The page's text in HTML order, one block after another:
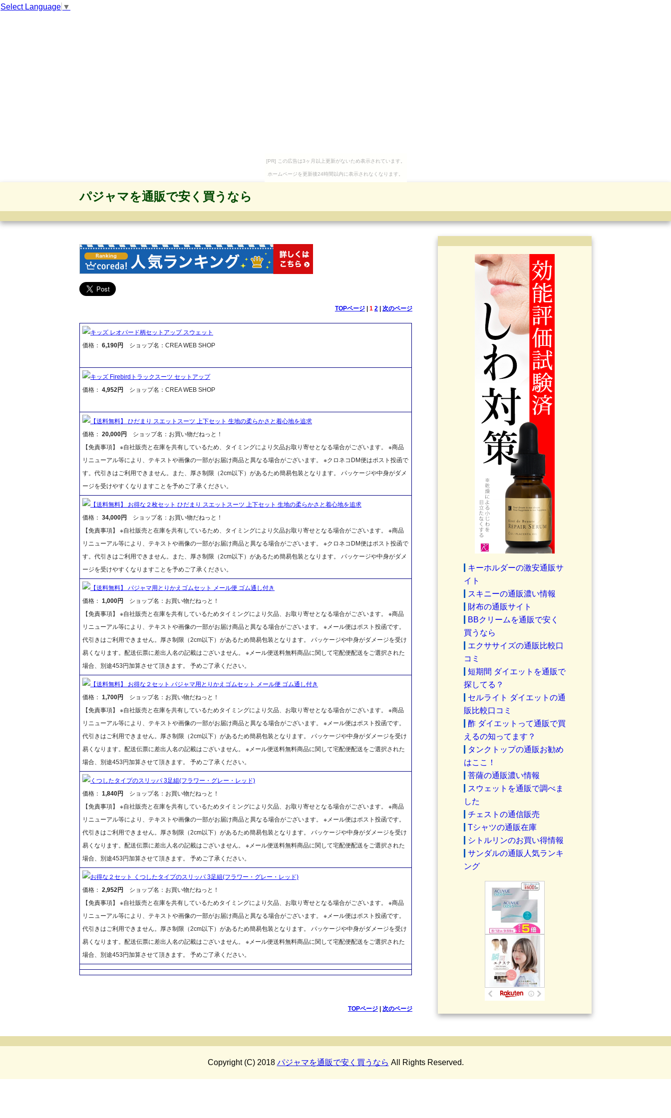
Select Language ▼
[PR] この広告は3ヶ月以上更新がないため表示されています。
ホームページを更新後24時間以内に表示されなくなります。
パジャマを通販で安く買うなら
TOPページ| 1 2| 次のページ
キッズ レオパード柄セットアップ スウェット
価格： 6,190円 ショップ名：CREA WEB SHOP
キッズ Firebirdトラックスーツ セットアップ
価格： 4,952円 ショップ名：CREA WEB SHOP
【送料無料】 ひだまり スエットスーツ 上下セット 生地の柔らかさと着心地を追求
価格： 20,000円
ショップ名：お買い物だねっと！
【免責事項】 ※自社販売と在庫を共有しているため、タイミングにより欠品お取り寄せとなる場合がございます。 ※商品
リニューアル等により、テキストや画像の一部がお届け商品と異なる場合がございます。 ※クロネコDM便はポスト投函で
す。代引きはご利用できません。また、厚さ制限（2cm以下）があるため簡易包装となります。 パッケージや中身がダメ
ージを受けやすくなりますことを予めご了承ください。
【送料無料】 お得な２枚セット ひだまり スエットスーツ 上下セット 生地の柔らかさと着心地を追求
価格： 34,000円
ショップ名：お買い物だねっと！
【免責事項】 ※自社販売と在庫を共有しているため、タイミングにより欠品お取り寄せとなる場合がございます。 ※商品
リニューアル等により、テキストや画像の一部がお届け商品と異なる場合がございます。 ※クロネコDM便はポスト投函で
す。代引きはご利用できません。また、厚さ制限（2cm以下）があるため簡易包装となります。 パッケージや中身がダメ
ージを受けやすくなりますことを予めご了承ください。
【送料無料】 パジャマ用とりかえゴムセット メール便 ゴム通し付き
価格： 1,000円
ショップ名：お買い物だねっと！
【免責事項】 ※自社販売と在庫を共有しているためタイミングにより欠品、お取り寄せとなる場合がございます。 ※商品
リニューアル等により、テキストや画像の一部がお届け商品と異なる場合がございます。 ※メール便はポスト投函です。
代引きはご利用できません。厚さ制限（2cm以下）があるため簡易包装となります。 パッケージや中身がダメージを受け
易くなります。配送伝票に差出人名の記載はございません。 ※メール便送料無料商品に関して宅配便配送をご選択された
場合、別途453円加算させて頂きます。 予めご了承ください。
【送料無料】 お得な２セット パジャマ用とりかえゴムセット メール便 ゴム通し付き
価格： 1,700円
ショップ名：お買い物だねっと！
【免責事項】 ※自社販売と在庫を共有しているためタイミングにより欠品、お取り寄せとなる場合がございます。 ※商品
リニューアル等により、テキストや画像の一部がお届け商品と異なる場合がございます。 ※メール便はポスト投函です。
代引きはご利用できません。厚さ制限（2cm以下）があるため簡易包装となります。 パッケージや中身がダメージを受け
易くなります。配送伝票に差出人名の記載はございません。 ※メール便送料無料商品に関して宅配便配送をご選択された
場合、別途453円加算させて頂きます。 予めご了承ください。
くつしたタイプのスリッパ 3足組(フラワー・グレー・レッド)
価格： 1,840円
ショップ名：お買い物だねっと！
【免責事項】 ※自社販売と在庫を共有しているためタイミングにより欠品、お取り寄せとなる場合がございます。 ※商品
リニューアル等により、テキストや画像の一部がお届け商品と異なる場合がございます。 ※メール便はポスト投函です。
代引きはご利用できません。厚さ制限（2cm以下）があるため簡易包装となります。 パッケージや中身がダメージを受け
易くなります。配送伝票に差出人名の記載はございません。 ※メール便送料無料商品に関して宅配便配送をご選択された
場合、別途453円加算させて頂きます。 予めご了承ください。
お得な２セット くつしたタイプのスリッパ 3足組(フラワー・グレー・レッド)
価格： 2,952円
ショップ名：お買い物だねっと！
【免責事項】 ※自社販売と在庫を共有しているためタイミングにより欠品、お取り寄せとなる場合がございます。 ※商品
リニューアル等により、テキストや画像の一部がお届け商品と異なる場合がございます。 ※メール便はポスト投函です。
代引きはご利用できません。厚さ制限（2cm以下）があるため簡易包装となります。 パッケージや中身がダメージを受け
易くなります。配送伝票に差出人名の記載はございません。 ※メール便送料無料商品に関して宅配便配送をご選択された
場合、別途453円加算させて頂きます。 予めご了承ください。
TOPページ| 次のページ
キーホルダーの激安通販サ
イト
スキニーの通販濃い情報
財布の通販サイト
BBクリームを通販で安く
買うなら
エクササイズの通販比較口
コミ
短期間 ダイエットを通販で
探してる？
セルライト ダイエットの通
販比較口コミ
酢 ダイエットって通販で買
えるの知ってます？
タンクトップの通販お勧め
はここ！
菩薩の通販濃い情報
スウェットを通販で調べま
した
チェストの通信販売
Tシャツの通販在庫
シトルリンのお買い得情報
サンダルの通販人気ランキ
ング
Copyright (C) 2018 パジャマを通販で安く買うなら All Rights Reserved.